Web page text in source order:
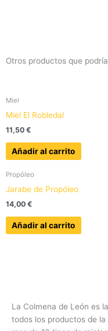
Otros productos que
Miel
Miel El Robledal
11,50 €
Añadir al carrito
Propóleo
Jarabe de Propóleo
14,00 €
Añadir al carrito
La Colmena de León es
todos los productos de